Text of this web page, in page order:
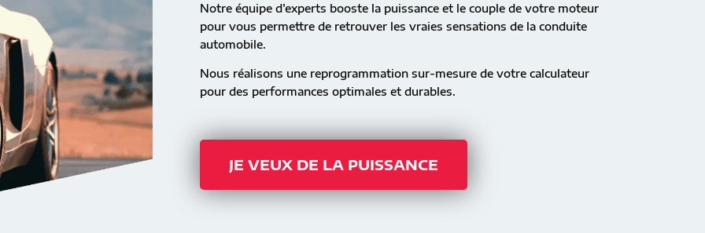
Notre équipe d’experts booste la puissance et le couple de votre moteur
pour vous permettre de retrouver les vraies sensations de la conduite
automobile.
Nous réalisons une reprogrammation sur-mesure de votre calculateur
pour des performances optimales et durables.
JE VEUX DE LA PUISSANCE